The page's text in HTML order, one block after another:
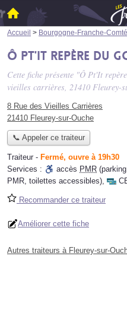
Accueil > Bourgogne-Franche-Comté
Ô Pt'It repère du
Cette fiche présente "Ô Pt'It
vieilles carrières, 21410 Fleurey-
8 Rue des Vieilles Carrières
21410 Fleurey-sur-Ouche
📞 Appeler ce traiteur
Traiteur - Fermé, ouvre à 19h30
Services :
accès PMR
PMR, toilettes accessibles),
Recommander ce traiteur
Améliorer cette fiche
Autres traiteurs à Fleurey-sur-